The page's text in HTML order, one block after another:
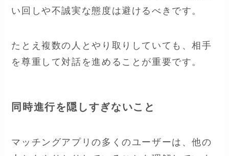
い回しや不誠実な態度は避けるべきです。
たとえ複数の人とやり取りしていても、相手
を尊重して対話を進めることが重要です。
同時進行を隠しすぎないこと
マッチングアプリの多くのユーザーは、他の